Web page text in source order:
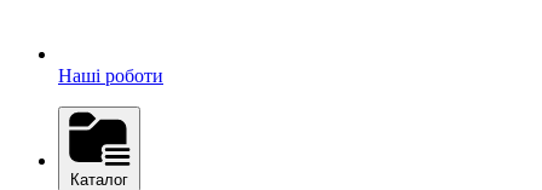
Наші роботи
Каталог